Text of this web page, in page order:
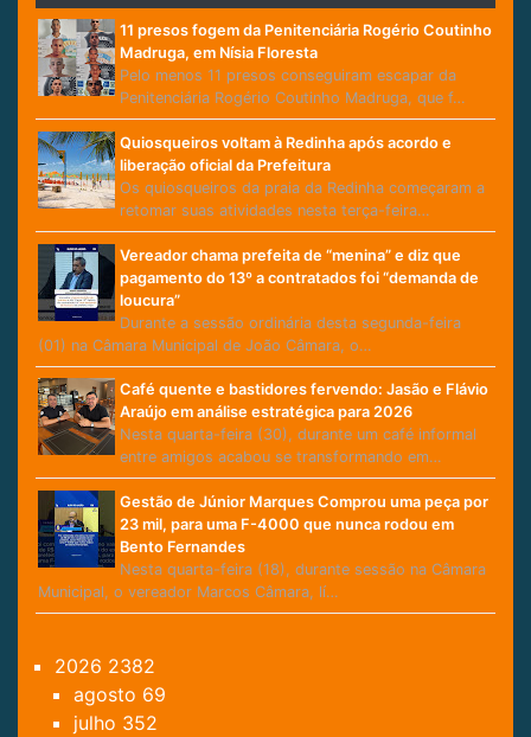
11 presos fogem da Penitenciária Rogério Coutinho
Madruga, em Nísia Floresta
Pelo menos 11 presos conseguiram escapar da
Penitenciária Rogério Coutinho Madruga, que f…
Quiosqueiros voltam à Redinha após acordo e
liberação oficial da Prefeitura
Os quiosqueiros da praia da Redinha começaram a
retomar suas atividades nesta terça-feira…
Vereador chama prefeita de “menina” e diz que
pagamento do 13º a contratados foi “demanda de
loucura”
Durante a sessão ordinária desta segunda-feira
(01) na Câmara Municipal de João Câmara, o…
Café quente e bastidores fervendo: Jasão e Flávio
Araújo em análise estratégica para 2026
Nesta quarta-feira (30), durante um café informal
entre amigos acabou se transformando em…
Gestão de Júnior Marques Comprou uma peça por
23 mil, para uma F-4000 que nunca rodou em
Bento Fernandes
Nesta quarta-feira (18), durante sessão na Câmara
Municipal, o vereador Marcos Câmara, lí…
2026 2382
agosto 69
julho 352